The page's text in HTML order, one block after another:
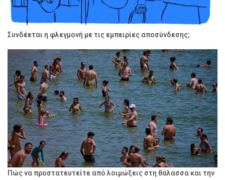
Συνδέεται η φλεγμονή με τις εμπειρίες αποσύνδεσης;
Πώς να προστατευτείτε από λοιμώξεις στη θάλασσα και την